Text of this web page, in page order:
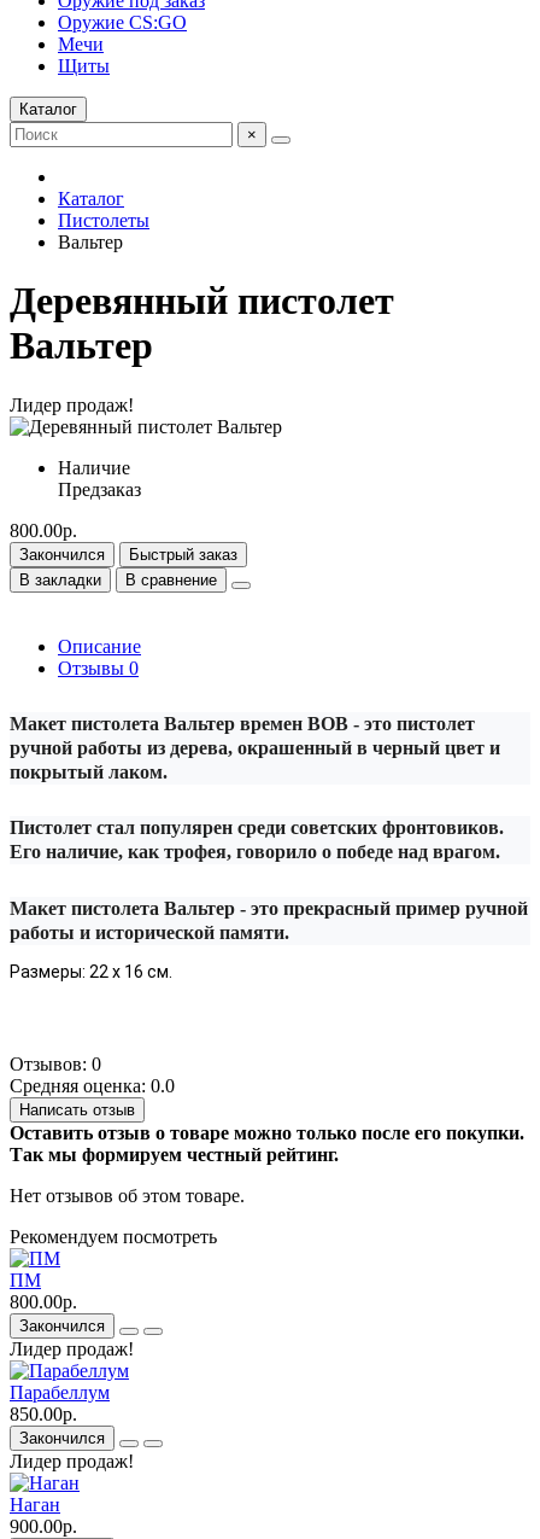
Оружие CS:GO
Мечи
Щиты
Каталог
×
Каталог
Пистолеты
Вальтер
Деревянный пистолет
Вальтер
Лидер продаж!
Наличие
Предзаказ
800.00р.
Закончился
Быстрый заказ
В закладки
В сравнение
Описание
Отзывы 0
Макет пистолета Вальтер времен ВОВ - это пистолет
ручной работы из дерева, окрашенный в черный цвет и
покрытый лаком.
Пистолет стал популярен среди советских фронтовиков.
Его наличие, как трофея, говорило о победе над врагом.
Макет пистолета Вальтер - это прекрасный пример ручной
работы и исторической памяти.
Размеры: 22 х 16 см.
Отзывов: 0
Средняя оценка: 0.0
Написать отзыв
Оставить отзыв о товаре можно только после его покупки.
Так мы формируем честный рейтинг.
Нет отзывов об этом товаре.
Рекомендуем посмотреть
ПМ
800.00р.
Закончился
Лидер продаж!
Парабеллум
850.00р.
Закончился
Лидер продаж!
Наган
900.00р.